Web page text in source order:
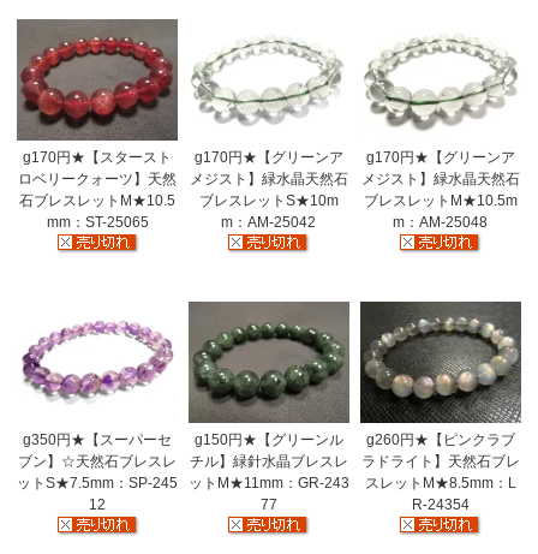
g170円★【スタースト
ロベリークォーツ】天然
石ブレスレットM★10.5
mm：ST-25065
g170円★【グリーンア
メジスト】緑水晶天然石
ブレスレットS★10m
m：AM-25042
g170円★【グリーンア
メジスト】緑水晶天然石
ブレスレットM★10.5m
m：AM-25048
g350円★【スーパーセ
ブン】☆天然石ブレスレ
ットS★7.5mm：SP-245
12
g150円★【グリーンル
チル】緑針水晶ブレスレ
ットM★11mm：GR-243
77
g260円★【ピンクラブ
ラドライト】天然石ブレ
スレットM★8.5mm：L
R-24354